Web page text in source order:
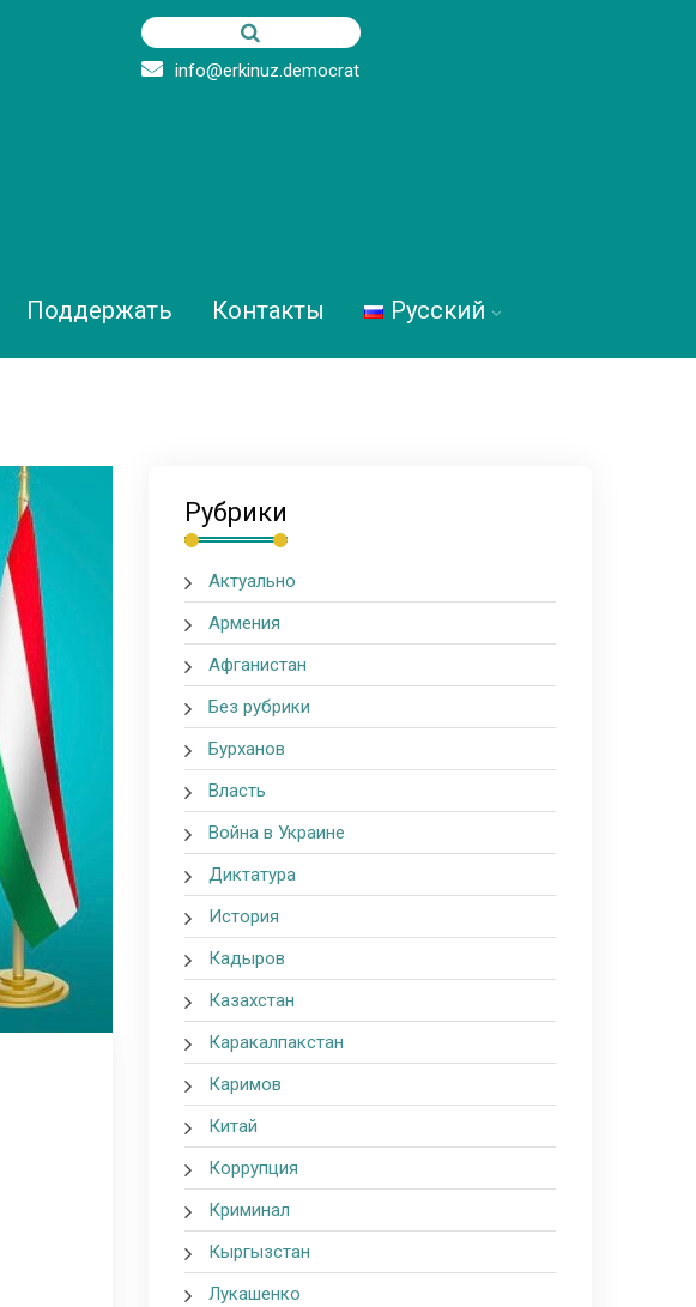
info@erkinuz.democrat
Поддержать Контакты Русский
Рубрики
Актуально
Армения
Афганистан
Без рубрики
Бурханов
Власть
Война в Украине
Диктатура
История
Кадыров
Казахстан
Каракалпакстан
Каримов
Китай
Коррупция
Криминал
Кыргызстан
Лукашенко